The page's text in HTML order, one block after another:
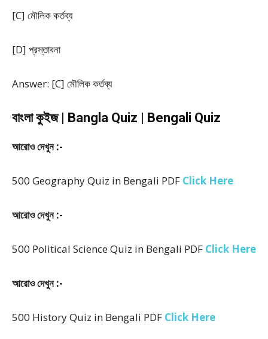
[C] মৌলিক কর্তব্য
[D] প্রস্তাবনা
Answer: [C] মৌলিক কর্তব্য
বাংলা কুইজ | Bangla Quiz | Bengali Quiz
আরোও দেখুন :-
500 Geography Quiz in Bengali PDF Click Here
আরোও দেখুন :-
500 Political Science Quiz in Bengali PDF Click Here
আরোও দেখুন :-
500 History Quiz in Bengali PDF Click Here